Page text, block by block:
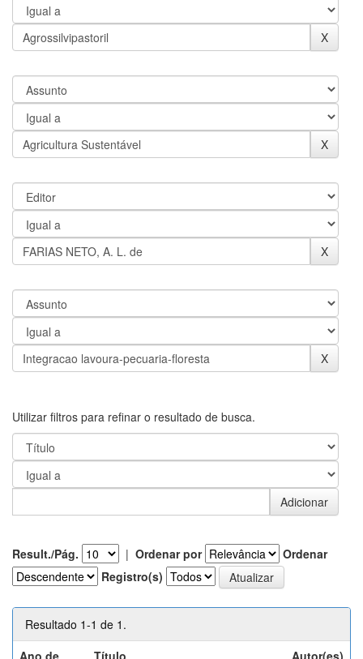
Utilizar filtros para refinar o resultado de busca.
Result./Pág. | Ordenar por
Ordenar
Registro(s)
Resultado 1-1 de 1.
Ano de
Título Autor(es)